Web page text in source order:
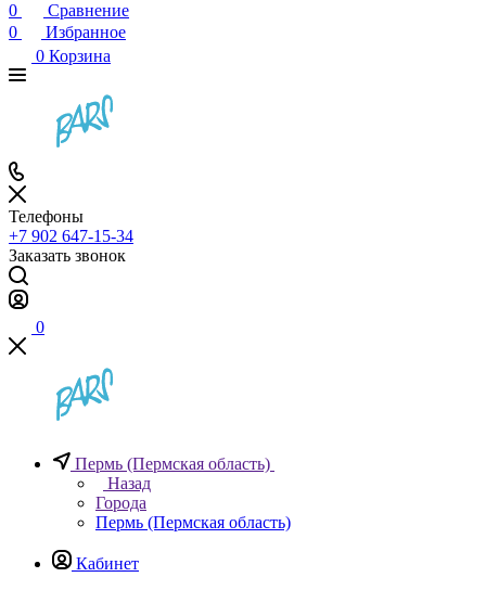
0
Сравнение
0
Избранное
0 Корзина
Телефоны
+7 902 647-15-34
Заказать звонок
0
Пермь (Пермская область)
Назад
Города
Пермь (Пермская область)
Кабинет